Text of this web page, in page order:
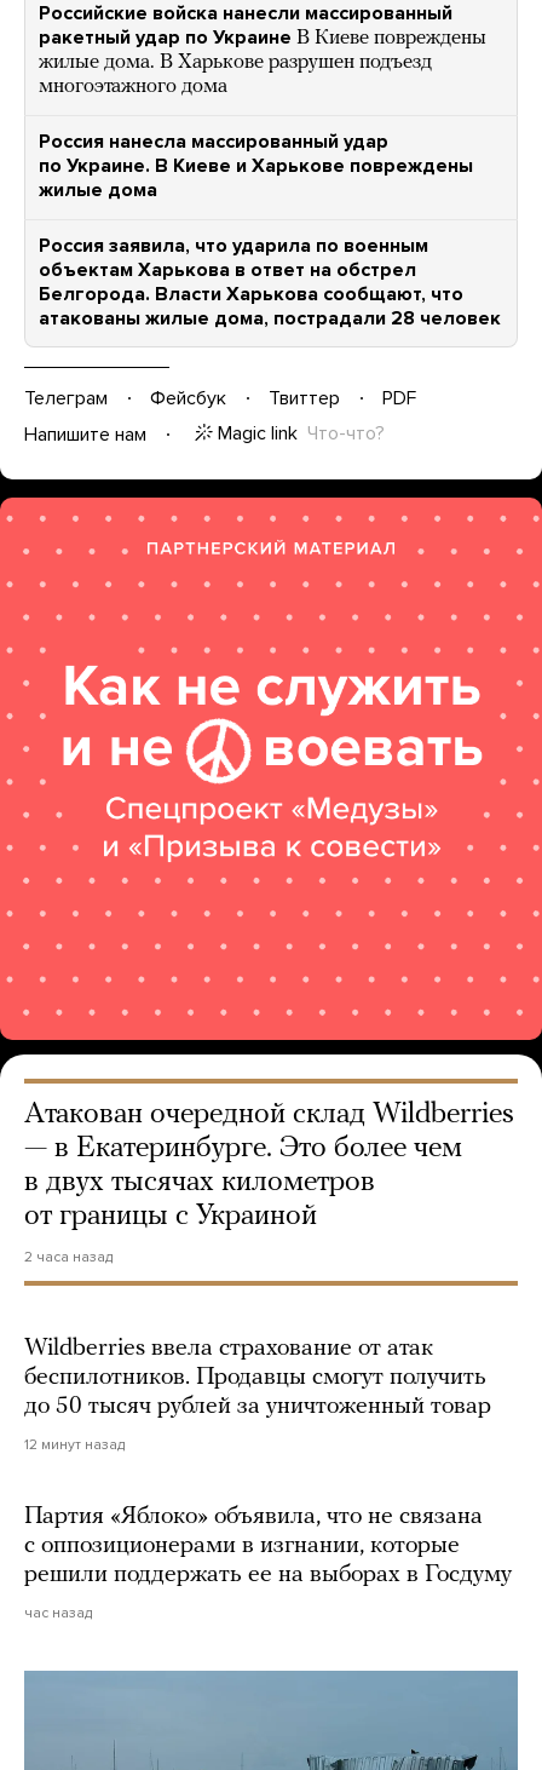
Российские войска нанесли массированный
ракетный удар по Украине В Киеве повреждены
жилые дома. В Харькове разрушен подъезд
многоэтажного дома
Россия нанесла массированный удар
по Украине. В Киеве и Харькове повреждены
жилые дома
Россия заявила, что ударила по военным
объектам Харькова в ответ на обстрел
Белгорода. Власти Харькова сообщают, что
атакованы жилые дома, пострадали 28 человек
Телеграм Фейсбук Твиттер
PDF
Напишите нам
Magic link Что-что?
Атакован очередной склад Wildberries
— в Екатеринбурге. Это более чем
в двух тысячах километров
от границы с Украиной
2 часа назад
Wildberries ввела страхование от атак
беспилотников. Продавцы смогут получить
до 50 тысяч рублей за уничтоженный товар
12 минут назад
Партия «Яблоко» объявила, что не связана
с оппозиционерами в изгнании, которые
решили поддержать ее на выборах в Госдуму
час назад